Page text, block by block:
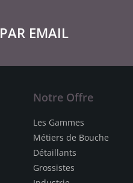
PAR EMAIL
Notre Offre
Les Gammes
Métiers de Bouche
Détaillants
Grossistes